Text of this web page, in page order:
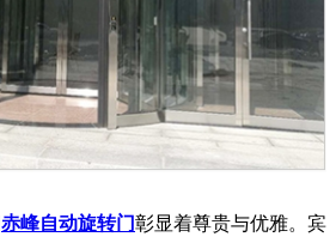
赤峰自动旋转门彰显着尊贵与优雅。宾